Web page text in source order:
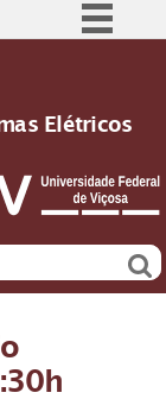
informação
Elétricos